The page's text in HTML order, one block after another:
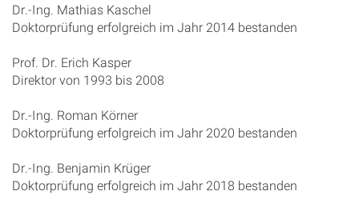
Dr.-Ing. Mathias Kaschel
Doktorprüfung erfolgreich im Jahr 2014 bestanden
Prof. Dr. Erich Kasper
Direktor von 1993 bis 2008
Dr.-Ing. Roman Körner
Doktorprüfung erfolgreich im Jahr 2020 bestanden
Dr.-Ing. Benjamin Krüger
Doktorprüfung erfolgreich im Jahr 2018 bestanden